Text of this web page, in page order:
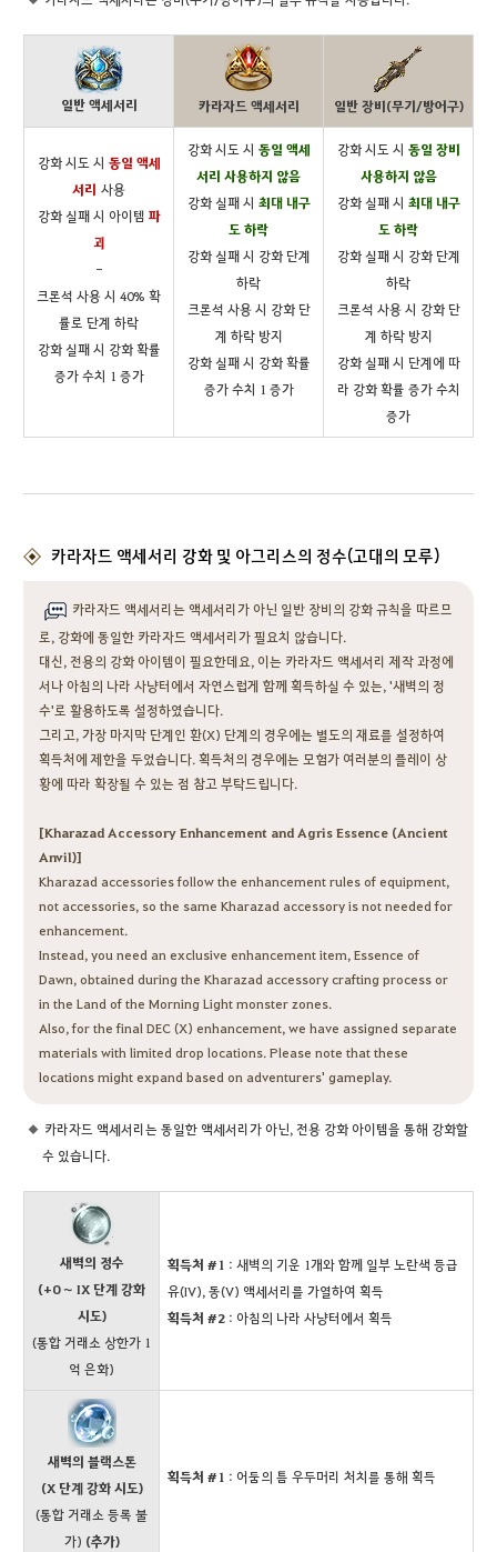
일반 액세서리 카라자드 액세서리 일반 장비(무기/방어구)
강화 시도 시 동일 액세
서리 사용
강화 실패 시 아이템 파
괴
-
크론석 사용 시 40% 확
률로 단계 하락
강화 실패 시 강화 확률
증가 수치 1 증가
강화 시도 시 동일 액세
서리 사용하지 않음
강화 실패 시 최대 내구
도 하락
강화 실패 시 강화 단계
하락
크론석 사용 시 강화 단
계 하락 방지
강화 실패 시 강화 확률
증가 수치 1 증가
강화 시도 시 동일 장비
사용하지 않음
강화 실패 시 최대 내구
도 하락
강화 실패 시 강화 단계
하락
크론석 사용 시 강화 단
계 하락 방지
강화 실패 시 단계에 따
라 강화 확률 증가 수치
증가
카라자드 액세서리 강화 및 아그리스의 정수(고대의 모루)
카라자드 액세서리는 액세서리가 아닌 일반 장비의 강화 규칙을 따르므
로, 강화에 동일한 카라자드 액세서리가 필요치 않습니다.
대신, 전용의 강화 아이템이 필요한데요, 이는 카라자드 액세서리 제작 과정에
서나 아침의 나라 사냥터에서 자연스럽게 함께 획득하실 수 있는, '새벽의 정
수'로 활용하도록 설정하였습니다.
그리고, 가장 마지막 단계인 환(X) 단계의 경우에는 별도의 재료를 설정하여
획득처에 제한을 두었습니다. 획득처의 경우에는 모험가 여러분의 플레이 상
황에 따라 확장될 수 있는 점 참고 부탁드립니다.
[Kharazad Accessory Enhancement and Agris Essence (Ancient
Anvil)]
Kharazad accessories follow the enhancement rules of equipment,
not accessories, so the same Kharazad accessory is not needed for
enhancement.
Instead, you need an exclusive enhancement item, Essence of
Dawn, obtained during the Kharazad accessory crafting process or
in the Land of the Morning Light monster zones.
Also, for the final DEC (X) enhancement, we have assigned separate
materials with limited drop locations. Please note that these
locations might expand based on adventurers' gameplay.
카라자드 액세서리는 동일한 액세서리가 아닌, 전용 강화 아이템을 통해 강화할
수 있습니다.
새벽의 정수
(+0 ~ IX 단계 강화
시도)
(통합 거래소 상한가 1
억 은화)
획득처 #1 : 새벽의 기운 1개와 함께 일부 노란색 등급
유(IV), 동(V) 액세서리를 가열하여 획득
획득처 #2 : 아침의 나라 사냥터에서 획득
새벽의 블랙스톤
(X 단계 강화 시도)
(통합 거래소 등록 불
가) (추가)
획득처 #1 : 어둠의 틈 우두머리 처치를 통해 획득